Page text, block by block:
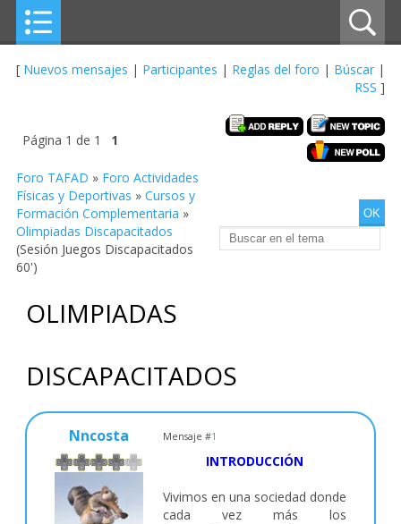
[ Nuevos mensajes | Participantes | Reglas del foro | Búscar |
RSS ]
Página 1 de 1 1
Foro TAFAD » Foro Actividades
Físicas y Deportivas » Cursos y
Formación Complementaria »
Olimpiadas Discapacitados
(Sesión Juegos Discapacitados
60')
OLIMPIADAS
DISCAPACITADOS
Nncosta Mensaje #1
INTRODUCCIÓN
Vivimos en una sociedad donde
cada vez más los